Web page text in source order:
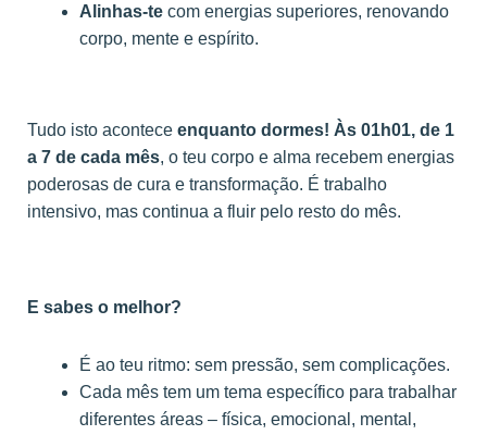
Alinhas-tecom energias superiores, renovando
corpo, mente e espírito.
Tudo isto acontece enquanto dormes! Às 01h01, de 1
a 7 de cada mês, o teu corpo e alma recebem energias
poderosas de cura e transformação. É trabalho
intensivo, mas continua a fluir pelo resto do mês.
E sabes o melhor?
É ao teu ritmo: sem pressão, sem complicações.
Cada mês tem um tema específico para trabalhar
diferentes áreas – física, emocional, mental,